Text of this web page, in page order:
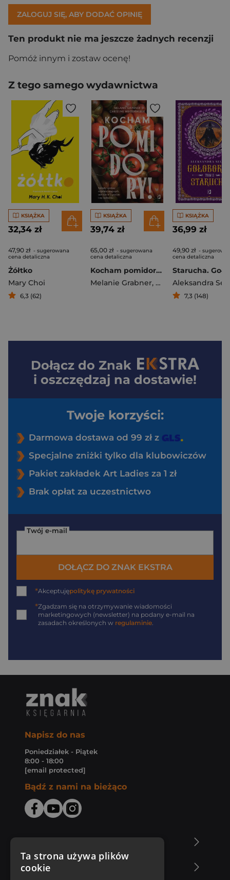
ZALOGUJ SIĘ, ABY DODAĆ OPINIĘ
Ten produkt nie ma jeszcze żadnych recenzji
Pomóż innym i zostaw ocenę!
Z tego samego wydawnictwa
KSIĄŻKA
32,34 zł
47,90 zł - sugerowana
cena detaliczna
Żółtko
Mary Choi
6,3 (62)
KSIĄŻKA
39,74 zł
65,00 zł - sugerowana
cena detaliczna
Kocham pomidory! Sekrety uprawy najsmaczniejszych odmian w ogrodzie i na balkonie.
Melanie Grabner, Christine
KSIĄŻKA
36,99 zł
49,90 zł -
cena detaliczna
Aleksandra
7,3 (148)
Dołącz do Znak
i oszczędzaj na dostawie!
Twoje korzyści:
Darmowa dostawa od 99 zł z
Specjalne zniżki tylko dla klubowiczów
Pakiet zakładek Art Ladies za 1 zł
Brak opłat za uczestnictwo
Twój e-mail
DOŁĄCZ DO ZNAK EKSTRA
*Akceptujępolitykę prywatności
*Zgadzam się na otrzymywanie wiadomości
marketingowych (newsletter) na podany e-mail na
zasadach określonych w regulaminie.
Napisz do nas
Poniedziałek - Piątek
8:00 - 18:00
[email protected]
Bądź z nami na bieżąco
Zakupy u nas
Ta strona używa plików
cookie